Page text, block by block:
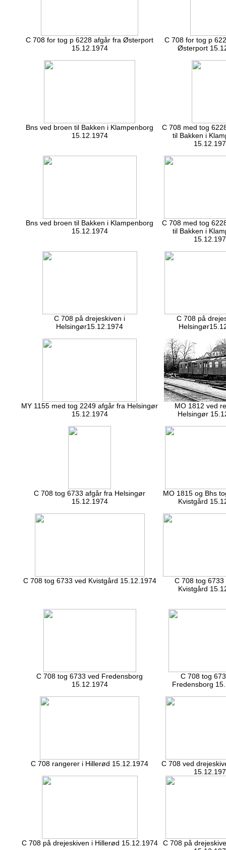
C 708 for tog p 6228 afgår fra Østerport
15.12.1974
C 708 for tog p
Østerport
Bns ved broen til Bakken i Klampenborg
15.12.1974
C 708 med tog
til Bakken i
Bns ved broen til Bakken i Klampenborg
15.12.1974
C 708 med tog
til Bakken i
C 708 på drejeskiven i
Helsingør15.12.1974
C 708 på
MY 1155 med tog 2249 afgår fra Helsingør
15.12.1974
MO 1812 ved
Helsingør
C 708 tog 6733 afgår fra Helsingør
15.12.1974
MO 1815 og Bhs
Kvistgård
C 708 tog 6733 ved Kvistgård 15.12.1974
C 708 tog 6733
Kvistgård
C 708 tog 6733 ved Fredensborg
15.12.1974
C 708 tog
Fredensborg
C 708 rangerer i Hillerød 15.12.1974
C 708 ved
C 708 på drejeskiven i Hillerød 15.12.1974
C 708 på